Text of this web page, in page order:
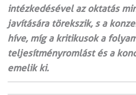
intézkedésével az oktatás
javítására törekszik, s a
híve, míg a kritikusok a
teljesítményromlást és a
emelik ki.